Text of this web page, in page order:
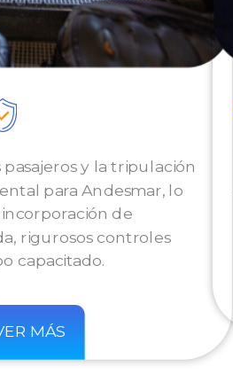
y la tripulación
para Andesmar, lo
de
rigurosos controles
capacitado.
MÁS